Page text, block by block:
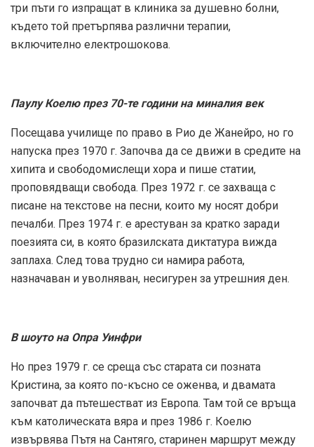
три пъти го изпращат в клиника за душевно болни,
където той претърпява различни терапии,
включително електрошокова.
Паулу Коелю през 70-те години на миналия век
Посещава училище по право в Рио де Жанейро, но го
напуска през 1970 г. Започва да се движи в средите на
хипита и свободомислещи хора и пише статии,
проповядващи свобода. През 1972 г. се захваща с
писане на текстове на песни, които му носят добри
печалби. През 1974 г. е арестуван за кратко заради
поезията си, в която бразилската диктатура вижда
заплаха. След това трудно си намира работа,
назначаван и уволняван, несигурен за утрешния ден.
В шоуто на Опра Уинфри
Но през 1979 г. се среща със старата си позната
Кристина, за която по-късно се оженва, и двамата
започват да пътешестват из Европа. Там той се връща
към католическата вяра и през 1986 г. Коелю
извървява Пътя на Сантяго, старинен маршрут между